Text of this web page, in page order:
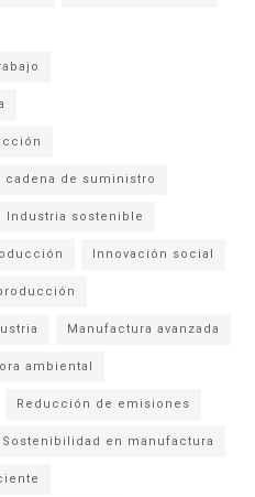
de suministro
Industria sostenible
Innovación social
Manufactura avanzada
ambiental
Reducción de emisiones
Sostenibilidad en manufactura